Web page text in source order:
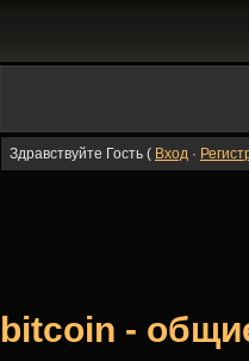
Здравствуйте Гость ( Вход ·
bitcoin -